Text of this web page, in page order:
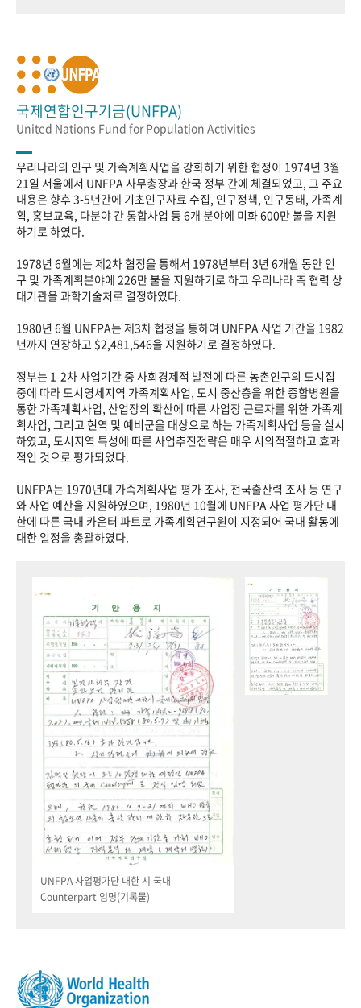
국제연합인구기금(UNFPA)
United Nations Fund for Population Activities
우리나라의 인구 및 가족계획사업을 강화하기 위한 협정이 1974년 3월
21일 서울에서 UNFPA 사무총장과 한국 정부 간에 체결되었고, 그 주요
내용은 향후 3-5년간에 기초인구자료 수집, 인구정책, 인구동태, 가족계
획, 홍보교육, 다분야 간 통합사업 등 6개 분야에 미화 600만 불을 지원
하기로 하였다.
1978년 6월에는 제2차 협정을 통해서 1978년부터 3년 6개월 동안 인
구 및 가족계획분야에 226만 불을 지원하기로 하고 우리나라 측 협력 상
대기관을 과학기술처로 결정하였다.
1980년 6월 UNFPA는 제3차 협정을 통하여 UNFPA 사업 기간을 1982
년까지 연장하고 $2,481,546을 지원하기로 결정하였다.
정부는 1-2차 사업기간 중 사회경제적 발전에 따른 농촌인구의 도시집
중에 따라 도시영세지역 가족계획사업, 도시 중산층을 위한 종합병원을
통한 가족계획사업, 산업장의 확산에 따른 사업장 근로자를 위한 가족계
획사업, 그리고 현역 및 예비군을 대상으로 하는 가족계획사업 등을 실시
하였고, 도시지역 특성에 따른 사업추진전략은 매우 시의적절하고 효과
적인 것으로 평가되었다.
UNFPA는 1970년대 가족계획사업 평가 조사, 전국출산력 조사 등 연구
와 사업 예산을 지원하였으며, 1980년 10월에 UNFPA 사업 평가단 내
한에 따른 국내 카운터 파트로 가족계획연구원이 지정되어 국내 활동에
대한 일정을 총괄하였다.
UNFPA 사업평가단 내한 시 국내
Counterpart 임명(기록물)